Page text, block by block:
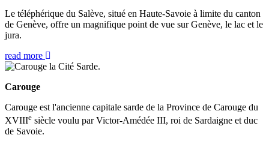
Le téléphérique du Salève, situé en Haute-Savoie à limite du canton
de Genève, offre un magnifique point de vue sur Genève, le lac et le
jura.
read more
Carouge
Carouge est l'ancienne capitale sarde de la Province de Carouge du
XVIIIe siècle voulu par Victor-Amédée III, roi de Sardaigne et duc
de Savoie.